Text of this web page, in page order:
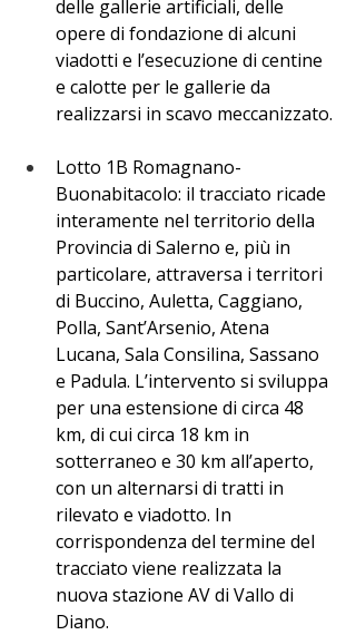
delle gallerie artificiali, delle
opere di fondazione di alcuni
viadotti e l’esecuzione di centine
e calotte per le gallerie da
realizzarsi in scavo meccanizzato.
Lotto 1B Romagnano-
Buonabitacolo: il tracciato ricade
interamente nel territorio della
Provincia di Salerno e, più in
particolare, attraversa i territori
di Buccino, Auletta, Caggiano,
Polla, Sant’Arsenio, Atena
Lucana, Sala Consilina, Sassano
e Padula. L’intervento si sviluppa
per una estensione di circa 48
km, di cui circa 18 km in
sotterraneo e 30 km all’aperto,
con un alternarsi di tratti in
rilevato e viadotto. In
corrispondenza del termine del
tracciato viene realizzata la
nuova stazione AV di Vallo di
Diano.